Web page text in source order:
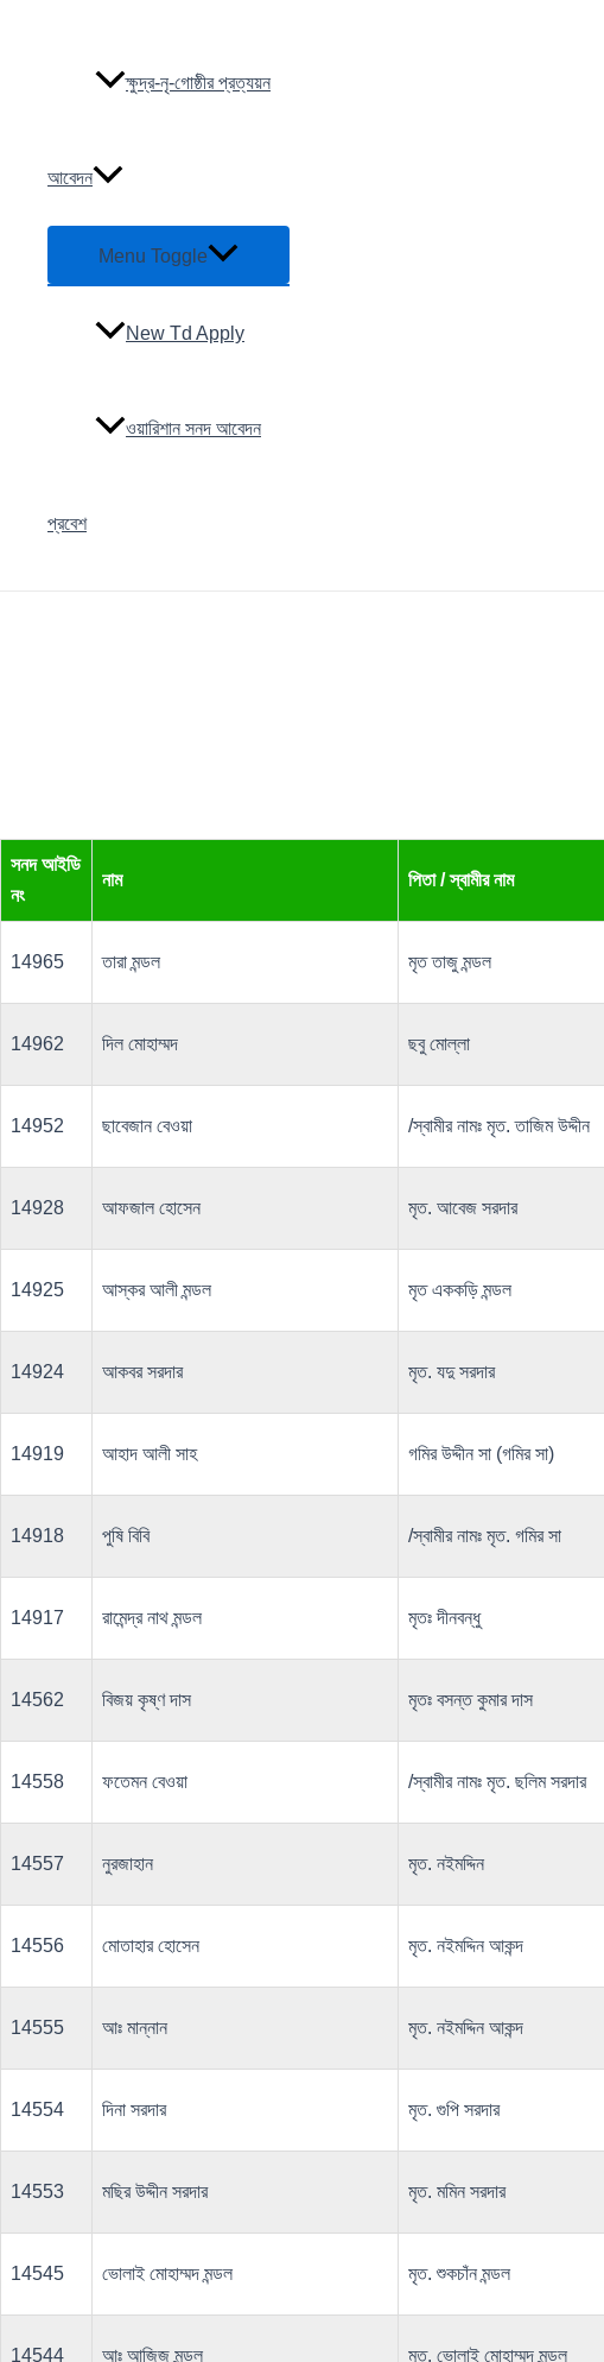
ক্ষুদ্র-নৃ-গোষ্ঠীর প্রত্যয়ন
আবেদন
Menu Toggle
New Td Apply
ওয়ারিশান সনদ আবেদন
প্রবেশ
সনদ আইডি
নং
নাম পিতা / স্বামীর নাম
14965 তারা মন্ডল মৃত তাজু মন্ডল
14962 দিল মোহাম্মদ ছবু মোল্লা
14952 ছাবেজান বেওয়া /স্বামীর নামঃ মৃত. তাজিম উদ্দীন
14928 আফজাল হোসেন মৃত. আবেজ সরদার
14925 আস্কর আলী মন্ডল মৃত এককড়ি মন্ডল
14924 আকবর সরদার মৃত. যদু সরদার
14919 আহাদ আলী সাহ গমির উদ্দীন সা (গমির সা)
14918 পুষি বিবি /স্বামীর নামঃ মৃত. গমির সা
14917 রামেন্দ্র নাথ মন্ডল মৃতঃ দীনবন্ধু
14562 বিজয় কৃষ্ণ দাস মৃতঃ বসন্ত কুমার দাস
14558 ফতেমন বেওয়া /স্বামীর নামঃ মৃত. ছলিম সরদার
14557 নুরজাহান মৃত. নইমদ্দিন
14556 মোতাহার হোসেন মৃত. নইমদ্দিন আকন্দ
14555 আঃ মান্নান মৃত. নইমদ্দিন আকন্দ
14554 দিনা সরদার মৃত. গুপি সরদার
14553 মছির উদ্দীন সরদার মৃত. মমিন সরদার
14545 ভোলাই মোহাম্মদ মন্ডল মৃত. শুকচাঁন মন্ডল
14544 আঃ আজিজ মন্ডল মৃত. ভোলাই মোহাম্মদ মন্ডল